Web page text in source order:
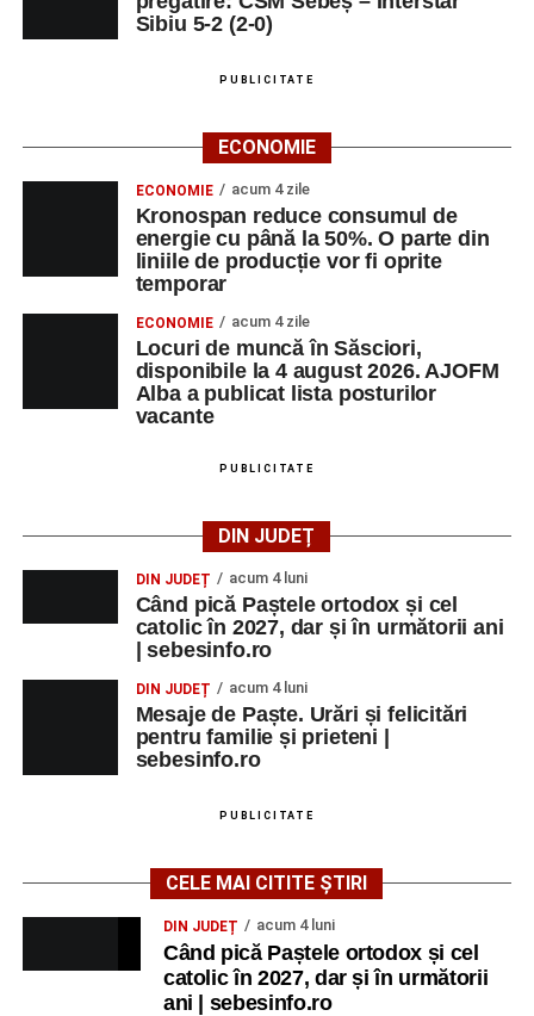
Sibiu 5-2 (2-0)
PUBLICITATE
ECONOMIE
ECONOMIE acum 4 zile
Kronospan reduce consumul de
energie cu până la 50%. O parte din
liniile de producție vor fi oprite
temporar
ECONOMIE acum 4 zile
Locuri de muncă în Săsciori,
disponibile la 4 august 2026. AJOFM
Alba a publicat lista posturilor
vacante
PUBLICITATE
DIN JUDEȚ
DIN JUDEȚ acum 4 luni
Când pică Paștele ortodox și cel
catolic în 2027, dar și în următorii ani
| sebesinfo.ro
DIN JUDEȚ acum 4 luni
Mesaje de Paște. Urări și felicitări
pentru familie și prieteni |
sebesinfo.ro
PUBLICITATE
CELE MAI CITITE ȘTIRI
DIN JUDEȚ acum 4 luni
Când pică Paștele ortodox și cel
catolic în 2027, dar și în următorii
ani | sebesinfo.ro